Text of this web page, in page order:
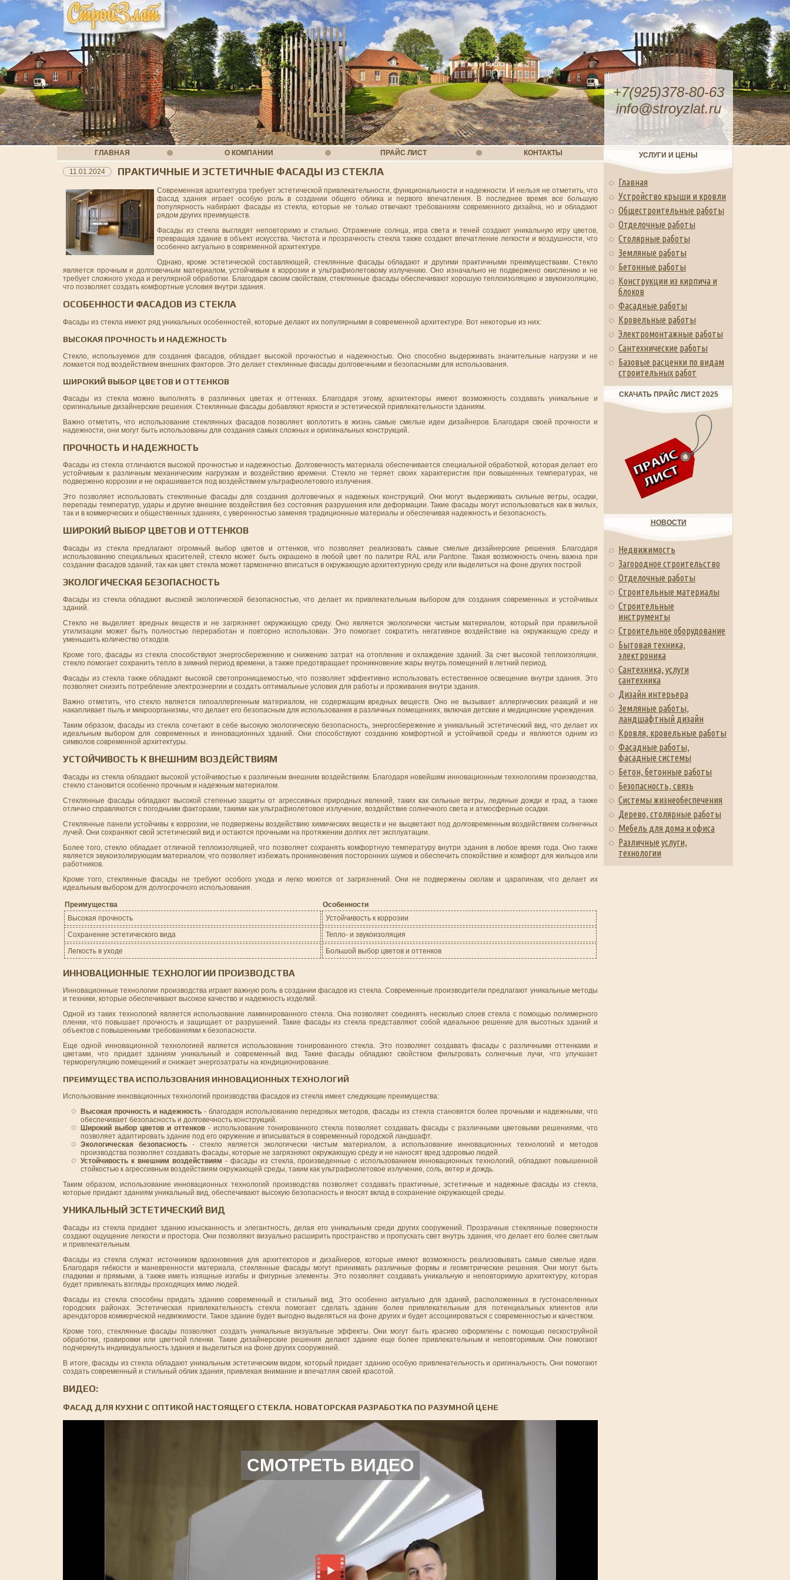
+7(925)378-80-63
info@stroyzlat.ru
ГЛАВНАЯ О КОМПАНИИ ПРАЙС ЛИСТ КОНТАКТЫ
11.01.2024 ПРАКТИЧНЫЕ И ЭСТЕТИЧНЫЕ ФАСАДЫ ИЗ СТЕКЛА
Современная архитектура требует эстетической привлекательности, функциональности и надежности. И нельзя не отметить, что
фасад здания играет особую роль в создании общего облика и первого впечатления. В последнее время все большую
популярность набирают фасады из стекла, которые не только отвечают требованиям современного дизайна, но и обладают
рядом других преимуществ.
Фасады из стекла выглядят неповторимо и стильно. Отражение солнца, игра света и теней создают уникальную игру цветов,
превращая здание в объект искусства. Чистота и прозрачность стекла также создают впечатление легкости и воздушности, что
особенно актуально в современной архитектуре.
Однако, кроме эстетической составляющей, стеклянные фасады обладают и другими практичными преимуществами. Стекло
является прочным и долговечным материалом, устойчивым к коррозии и ультрафиолетовому излучению. Оно изначально не подвержено окислению и не
требует сложного ухода и регулярной обработки. Благодаря своим свойствам, стеклянные фасады обеспечивают хорошую теплоизоляцию и звукоизоляцию,
что позволяет создать комфортные условия внутри здания.
ОСОБЕННОСТИ ФАСАДОВ ИЗ СТЕКЛА
Фасады из стекла имеют ряд уникальных особенностей, которые делают их популярными в современной архитектуре. Вот некоторые из них:
ВЫСОКАЯ ПРОЧНОСТЬ И НАДЕЖНОСТЬ
Стекло, используемое для создания фасадов, обладает высокой прочностью и надежностью. Оно способно выдерживать значительные нагрузки и не
ломается под воздействием внешних факторов. Это делает стеклянные фасады долговечными и безопасными для использования.
ШИРОКИЙ ВЫБОР ЦВЕТОВ И ОТТЕНКОВ
Фасады из стекла можно выполнять в различных цветах и оттенках. Благодаря этому, архитекторы имеют возможность создавать уникальные и
оригинальные дизайнерские решения. Стеклянные фасады добавляют яркости и эстетической привлекательности зданиям.
Важно отметить, что использование стеклянных фасадов позволяет воплотить в жизнь самые смелые идеи дизайнеров. Благодаря своей прочности и
надежности, они могут быть использованы для создания самых сложных и оригинальных конструкций.
ПРОЧНОСТЬ И НАДЕЖНОСТЬ
Фасады из стекла отличаются высокой прочностью и надежностью. Долговечность материала обеспечивается специальной обработкой, которая делает его
устойчивым к различным механическим нагрузкам и воздействию времени. Стекло не теряет своих характеристик при повышенных температурах, не
подвержено коррозии и не окрашивается под воздействием ультрафиолетового излучения.
Это позволяет использовать стеклянные фасады для создания долговечных и надежных конструкций. Они могут выдерживать сильные ветры, осадки,
перепады температур, удары и другие внешние воздействия без состояния разрушения или деформации. Такие фасады могут использоваться как в жилых,
так и в коммерческих и общественных зданиях, с уверенностью заменяя традиционные материалы и обеспечивая надежность и безопасность.
ШИРОКИЙ ВЫБОР ЦВЕТОВ И ОТТЕНКОВ
Фасады из стекла предлагают огромный выбор цветов и оттенков, что позволяет реализовать самые смелые дизайнерские решения. Благодаря
использованию специальных красителей, стекло может быть окрашено в любой цвет по палитре RAL или Pantone. Такая возможность очень важна при
создании фасадов зданий, так как цвет стекла может гармонично вписаться в окружающую архитектурную среду или выделиться на фоне других построй
ЭКОЛОГИЧЕСКАЯ БЕЗОПАСНОСТЬ
Фасады из стекла обладают высокой экологической безопасностью, что делает их привлекательным выбором для создания современных и устойчивых
зданий.
Стекло не выделяет вредных веществ и не загрязняет окружающую среду. Оно является экологически чистым материалом, который при правильной
утилизации может быть полностью переработан и повторно использован. Это помогает сократить негативное воздействие на окружающую среду и
уменьшить количество отходов.
Кроме того, фасады из стекла способствуют энергосбережению и снижению затрат на отопление и охлаждение зданий. За счет высокой теплоизоляции,
стекло помогает сохранить тепло в зимний период времени, а также предотвращает проникновение жары внутрь помещений в летний период.
Фасады из стекла также обладают высокой светопроницаемостью, что позволяет эффективно использовать естественное освещение внутри здания. Это
позволяет снизить потребление электроэнергии и создать оптимальные условия для работы и проживания внутри здания.
Важно отметить, что стекло является гипоаллергенным материалом, не содержащим вредных веществ. Оно не вызывает аллергических реакций и не
накапливает пыль и микроорганизмы, что делает его безопасным для использования в различных помещениях, включая детские и медицинские учреждения.
Таким образом, фасады из стекла сочетают в себе высокую экологическую безопасность, энергосбережение и уникальный эстетический вид, что делает их
идеальным выбором для современных и инновационных зданий. Они способствуют созданию комфортной и устойчивой среды и являются одним из
символов современной архитектуры.
УСТОЙЧИВОСТЬ К ВНЕШНИМ ВОЗДЕЙСТВИЯМ
Фасады из стекла обладают высокой устойчивостью к различным внешним воздействиям. Благодаря новейшим инновационным технологиям производства,
стекло становится особенно прочным и надежным материалом.
Стеклянные фасады обладают высокой степенью защиты от агрессивных природных явлений, таких как сильные ветры, ледяные дожди и град, а также
отлично справляются с погодными факторами, такими как ультрафиолетовое излучение, воздействие солнечного света и атмосферные осадки.
Стеклянные панели устойчивы к коррозии, не подвержены воздействию химических веществ и не выцветают под долговременным воздействием солнечных
лучей. Они сохраняют свой эстетический вид и остаются прочными на протяжении долгих лет эксплуатации.
Более того, стекло обладает отличной теплоизоляцией, что позволяет сохранять комфортную температуру внутри здания в любое время года. Оно также
является звукоизолирующим материалом, что позволяет избежать проникновения посторонних шумов и обеспечить спокойствие и комфорт для жильцов или
работников.
Кроме того, стеклянные фасады не требуют особого ухода и легко моются от загрязнений. Они не подвержены сколам и царапинам, что делает их
идеальным выбором для долгосрочного использования.
Преимущества
Особенности
Высокая прочность
Устойчивость к коррозии
Сохранение эстетического вида
Тепло- и звукоизоляция
Легкость в уходе
Большой выбор цветов и оттенков
ИННОВАЦИОННЫЕ ТЕХНОЛОГИИ ПРОИЗВОДСТВА
Инновационные технологии производства играют важную роль в создании фасадов из стекла. Современные производители предлагают уникальные методы
и техники, которые обеспечивают высокое качество и надежность изделий.
Одной из таких технологий является использование ламинированного стекла. Она позволяет соединять несколько слоев стекла с помощью полимерного
пленки, что повышает прочность и защищает от разрушений. Такие фасады из стекла представляют собой идеальное решение для высотных зданий и
объектов с повышенными требованиями к безопасности.
Еще одной инновационной технологией является использование тонированного стекла. Это позволяет создавать фасады с различными оттенками и
цветами, что придает зданиям уникальный и современный вид. Такие фасады обладают свойством фильтровать солнечные лучи, что улучшает
терморегуляцию помещений и снижает энергозатраты на кондиционирование.
ПРЕИМУЩЕСТВА ИСПОЛЬЗОВАНИЯ ИННОВАЦИОННЫХ ТЕХНОЛОГИЙ
Использование инновационных технологий производства фасадов из стекла имеет следующие преимущества:
Высокая прочность и надежность - благодаря использованию передовых методов, фасады из стекла становятся более прочными и надежными, что
обеспечивает безопасность и долговечность конструкций.
Широкий выбор цветов и оттенков - использование тонированного стекла позволяет создавать фасады с различными цветовыми решениями, что
позволяет адаптировать здание под его окружение и вписываться в современный городской ландшафт.
Экологическая безопасность - стекло является экологически чистым материалом, а использование инновационных технологий и методов
производства позволяет создавать фасады, которые не загрязняют окружающую среду и не наносят вред здоровью людей.
Устойчивость к внешним воздействиям - фасады из стекла, произведенные с использованием инновационных технологий, обладают повышенной
стойкостью к агрессивным воздействиям окружающей среды, таким как ультрафиолетовое излучение, соль, ветер и дождь.
Таким образом, использование инновационных технологий производства позволяет создавать практичные, эстетичные и надежные фасады из стекла,
которые придают зданиям уникальный вид, обеспечивают высокую безопасность и вносят вклад в сохранение окружающей среды.
УНИКАЛЬНЫЙ ЭСТЕТИЧЕСКИЙ ВИД
Фасады из стекла придают зданию изысканность и элегантность, делая его уникальным среди других сооружений. Прозрачные стеклянные поверхности
создают ощущение легкости и простора. Они позволяют визуально расширить пространство и пропускать свет внутрь здания, что делает его более светлым
и привлекательным.
Фасады из стекла служат источником вдохновения для архитекторов и дизайнеров, которые имеют возможность реализовывать самые смелые идеи.
Благодаря гибкости и маневренности материала, стеклянные фасады могут принимать различные формы и геометрические решения. Они могут быть
гладкими и прямыми, а также иметь изящные изгибы и фигурные элементы. Это позволяет создавать уникальную и неповторимую архитектуру, которая
будет привлекать взгляды проходящих мимо людей.
Фасады из стекла способны придать зданию современный и стильный вид. Это особенно актуально для зданий, расположенных в густонаселенных
городских районах. Эстетическая привлекательность стекла помогает сделать здание более привлекательным для потенциальных клиентов или
арендаторов коммерческой недвижимости. Такое здание будет выгодно выделяться на фоне других и будет ассоциироваться с современностью и качеством.
Кроме того, стеклянные фасады позволяют создать уникальные визуальные эффекты. Они могут быть красиво оформлены с помощью пескоструйной
обработки, гравировки или цветной пленки. Такие дизайнерские решения делают здание еще более привлекательным и неповторимым. Они помогают
подчеркнуть индивидуальность здания и выделиться на фоне других сооружений.
В итоге, фасады из стекла обладают уникальным эстетическим видом, который придает зданию особую привлекательность и оригинальность. Они помогают
создать современный и стильный облик здания, привлекая внимание и впечатляя своей красотой.
ВИДЕО:
ФАСАД ДЛЯ КУХНИ С ОПТИКОЙ НАСТОЯЩЕГО СТЕКЛА. НОВАТОРСКАЯ РАЗРАБОТКА ПО РАЗУМНОЙ ЦЕНЕ
СМОТРЕТЬ ВИДЕО
УСЛУГИ И ЦЕНЫ
Главная
Устройство крыши и кровли
Общестроительные работы
Отделочные работы
Столярные работы
Земляные работы
Бетонные работы
Конструкции из кирпича и
блоков
Фасадные работы
Кровельные работы
Электромонтажные работы
Сантехнические работы
Базовые расценки по видам
строительных работ
СКАЧАТЬ ПРАЙС ЛИСТ 2025
НОВОСТИ
Недвижимость
Загородное строительство
Отделочные работы
Строительные материалы
Строительные
инструменты
Строительное оборудование
Бытовая техника,
электроника
Сантехника, услуги
сантехника
Дизайн интерьера
Земляные работы,
ландшафтный дизайн
Кровля, кровельные работы
Фасадные работы,
фасадные системы
Бетон, бетонные работы
Безопасность, связь
Системы жизнеобеспечения
Дерево, столярные работы
Мебель для дома и офиса
Различные услуги,
технологии